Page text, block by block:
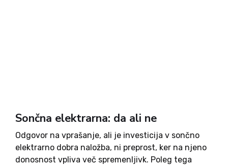
Sončna elektrarna: da ali ne
Odgovor na vprašanje, ali je investicija v sončno
elektrarno dobra naložba, ni preprost, ker na njeno
donosnost vpliva več spremenljivk. Poleg tega